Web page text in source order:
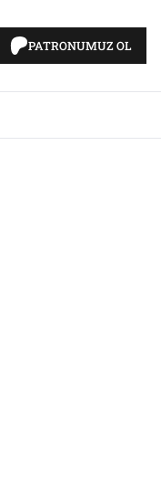
PATRONUMUZ OL